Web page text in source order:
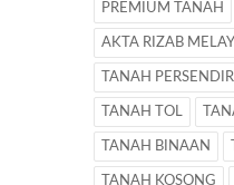
PREMIUM TANAH
AKTA RIZAB
TANAH
TANAH TOL
TANAH BINAAN
TANAH KOSONG